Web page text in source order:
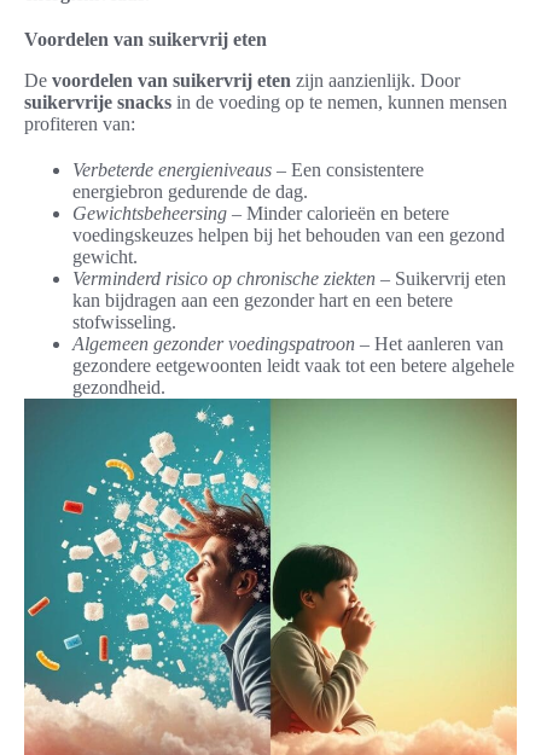
Voordelen van suikervrij eten
De voordelen van suikervrij eten zijn aanzienlijk. Door
suikervrije snacks in de voeding op te nemen, kunnen mensen
profiteren van:
Verbeterde energieniveaus – Een consistentere
energiebron gedurende de dag.
Gewichtsbeheersing – Minder calorieën en betere
voedingskeuzes helpen bij het behouden van een gezond
gewicht.
Verminderd risico op chronische ziekten – Suikervrij eten
kan bijdragen aan een gezonder hart en een betere
stofwisseling.
Algemeen gezonder voedingspatroon – Het aanleren van
gezondere eetgewoonten leidt vaak tot een betere algehele
gezondheid.